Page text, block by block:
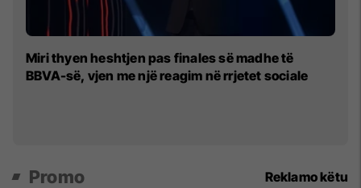
Miri thyen heshtjen pas finales së madhe të
BBVA-së, vjen me një reagim në rrjetet sociale
Promo Reklamo këtu